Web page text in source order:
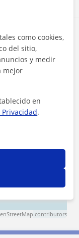
dar clase
contributors
como cookies,
del sitio,
y medir
mejor
en
.